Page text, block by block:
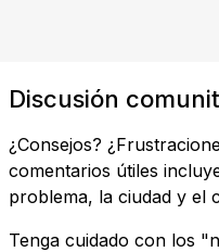
Discusión
¿Consejos?
comentarios útiles
problema, la ciudad y el
Tenga cuidado con los